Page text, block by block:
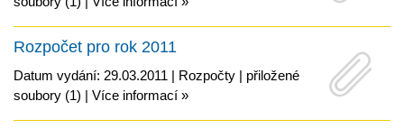
Rozpočet pro rok 2011
Datum vydání: 29.03.2011 | Rozpočty | přiložené
soubory (1) | Více informací »